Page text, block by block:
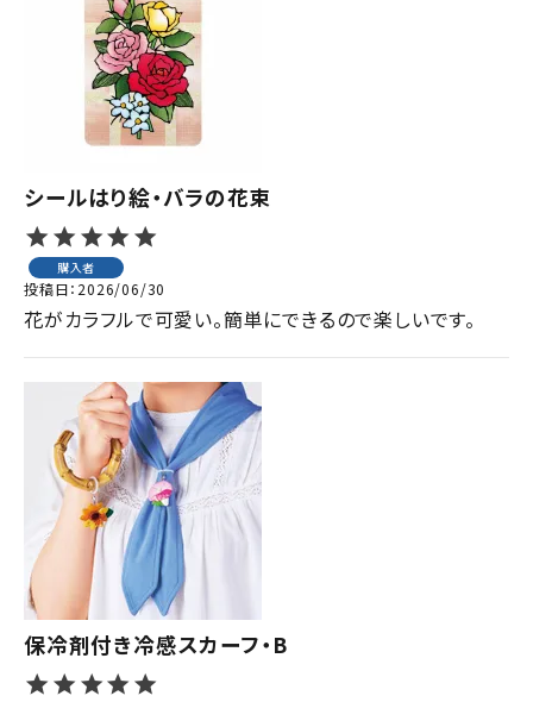
ジャンルで選ぶ
レビューを見る
コーポレートサイト
実店舗案内
デイサービス／
介護施設関係の方へ
最新のチラシはこちら
ACCOUNT MENU
ようこそ ゲスト 様
ログイン person 会員登録
シールはり絵・バラの花束
購入者
投稿日 2026/06/30
花がカラフルで可愛い。簡単にできるので楽しいです。
保冷剤付き冷感スカーフ・B